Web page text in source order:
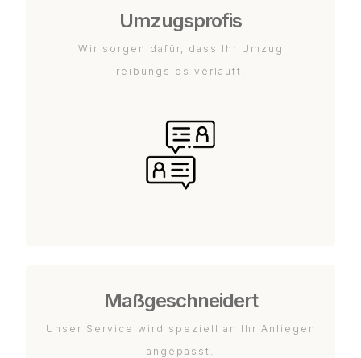
Umzugsprofis
Wir sorgen dafür, dass Ihr Umzug
reibungslos verläuft.
Maßgeschneidert
Unser Service wird speziell an Ihr Anliegen
angepasst.